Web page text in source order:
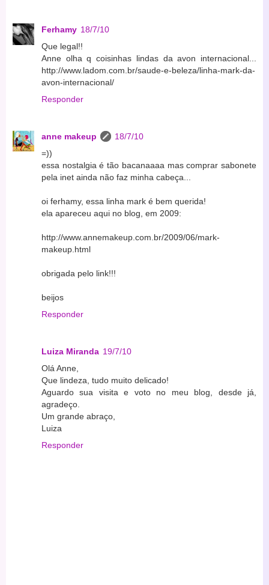
Ferhamy 18/7/10
Que legal!!
Anne olha q coisinhas lindas da avon internacional...
http://www.ladom.com.br/saude-e-beleza/linha-mark-da-
avon-internacional/
Responder
anne makeup
18/7/10
=))
essa nostalgia é tão bacanaaaa mas comprar sabonete
pela inet ainda não faz minha cabeça...
oi ferhamy, essa linha mark é bem querida!
ela apareceu aqui no blog, em 2009:
http://www.annemakeup.com.br/2009/06/mark-
makeup.html
obrigada pelo link!!!
beijos
Responder
Luiza Miranda 19/7/10
Olá Anne,
Que lindeza, tudo muito delicado!
Aguardo sua visita e voto no meu blog, desde já,
agradeço.
Um grande abraço,
Luiza
Responder